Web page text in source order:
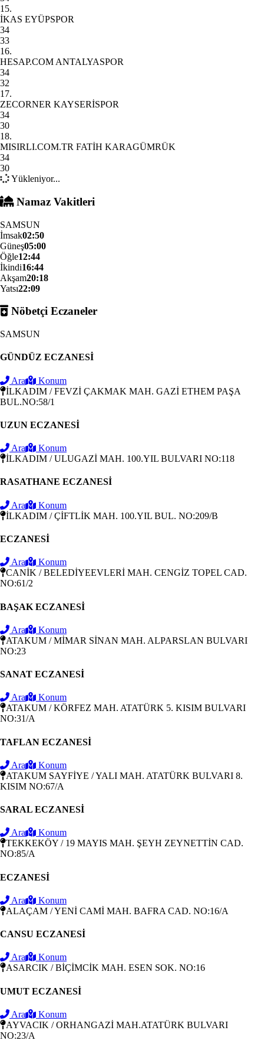
15.
İKAS EYÜPSPOR
34
33
16.
HESAP.COM ANTALYASPOR
34
32
17.
ZECORNER KAYSERİSPOR
34
30
18.
MISIRLI.COM.TR FATİH KARAGÜMRÜK
34
30
Yükleniyor...
Namaz Vakitleri
SAMSUN
İmsak02:50
Güneş05:00
Öğle12:44
İkindi16:44
Akşam20:18
Yatsı22:09
Nöbetçi Eczaneler
SAMSUN
GÜNDÜZ ECZANESİ
Ara
Konum
İLKADIM / FEVZİ ÇAKMAK MAH. GAZİ ETHEM PAŞA
BUL.NO:58/1
UZUN ECZANESİ
Ara
Konum
İLKADIM / ULUGAZİ MAH. 100.YIL BULVARI NO:118
RASATHANE ECZANESİ
Ara
Konum
İLKADIM / ÇİFTLİK MAH. 100.YIL BUL. NO:209/B
ECZANESİ
Ara
Konum
CANİK / BELEDİYEEVLERİ MAH. CENGİZ TOPEL CAD.
NO:61/2
BAŞAK ECZANESİ
Ara
Konum
ATAKUM / MİMAR SİNAN MAH. ALPARSLAN BULVARI
NO:23
SANAT ECZANESİ
Ara
Konum
ATAKUM / KÖRFEZ MAH. ATATÜRK 5. KISIM BULVARI
NO:31/A
TAFLAN ECZANESİ
Ara
Konum
ATAKUM SAYFİYE / YALI MAH. ATATÜRK BULVARI 8.
KISIM NO:67/A
SARAL ECZANESİ
Ara
Konum
TEKKEKÖY / 19 MAYIS MAH. ŞEYH ZEYNETTİN CAD.
NO:85/A
ECZANESİ
Ara
Konum
ALAÇAM / YENİ CAMİ MAH. BAFRA CAD. NO:16/A
CANSU ECZANESİ
Ara
Konum
ASARCIK / BİÇİMCİK MAH. ESEN SOK. NO:16
UMUT ECZANESİ
Ara
Konum
AYVACIK / ORHANGAZİ MAH.ATATÜRK BULVARI
NO:23/A